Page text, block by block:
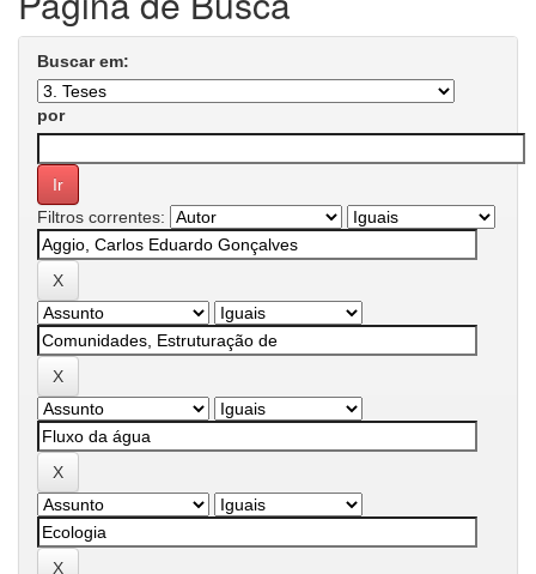
Buscar em:
por
Filtros correntes: